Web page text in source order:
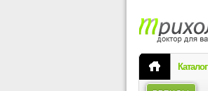
Каталог